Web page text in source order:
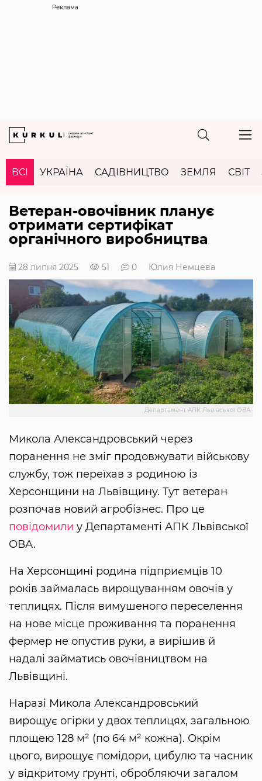
Реклама
ВСІ УКРАЇНА САДІВНИЦТВО ЗЕМЛЯ СВІТ
Ветеран-овочівник планує
отримати сертифікат
органічного виробництва
28 липня 2025 51 0 Юлия Немцева
Департамент АПК Львівської ОВА
Микола Александровський через
поранення не зміг продовжувати військову
службу, тож переїхав з родиною із
Херсонщини на Львівщину. Тут ветеран
розпочав новий агробізнес. Про це
повідомили у Департаменті АПК Львівської
ОВА.
На Херсонщині родина підприємців 10
років займалась вирощуванням овочів у
теплицях. Після вимушеного переселення
на нове місце проживання та поранення
фермер не опустив руки, а вирішив й
надалі займатись овочівництвом на
Львівщині.
Наразі Микола Александровський
вирощує огірки у двох теплицях, загальною
площею 128 м² (по 64 м² кожна). Окрім
цього, вирощує помідори, цибулю та часник
у відкритому ґрунті, обробляючи загалом